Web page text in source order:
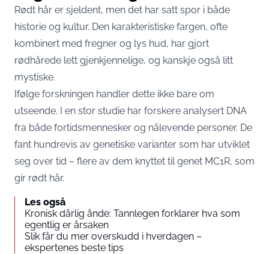
Rødt hår er sjeldent, men det har satt spor i både
historie og kultur. Den karakteristiske fargen, ofte
kombinert med fregner og lys hud, har gjort
rødhårede lett gjenkjennelige, og kanskje også litt
mystiske.
Ifølge forskningen handler dette ikke bare om
utseende. I en stor studie har forskere analysert DNA
fra både fortidsmennesker og nålevende personer. De
fant hundrevis av genetiske varianter som har utviklet
seg over tid – flere av dem knyttet til genet MC1R, som
gir rødt hår.
Les også
Kronisk dårlig ånde: Tannlegen forklarer hva som
egentlig er årsaken
Slik får du mer overskudd i hverdagen –
ekspertenes beste tips